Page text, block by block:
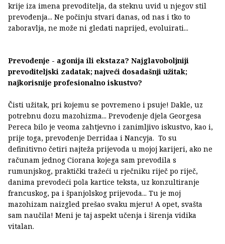
krije iza imena prevoditelja, da steknu uvid u njegov stil
prevođenja... Ne počinju stvari danas, od nas i tko to
zaboravlja, ne može ni gledati naprijed, evoluirati...
Prevođenje - agonija ili ekstaza? Najglavoboljniji
prevoditeljski zadatak; najveći dosadašnji užitak;
najkorisnije profesionalno iskustvo?
Čisti užitak, pri kojemu se povremeno i psuje! Dakle, uz
potrebnu dozu mazohizma... Prevođenje djela Georgesa
Pereca bilo je veoma zahtjevno i zanimljivo iskustvo, kao i,
prije toga, prevođenje Derridaa i Nancyja. To su
definitivno četiri najteža prijevoda u mojoj karijeri, ako ne
računam jednog Ciorana kojega sam prevodila s
rumunjskog, praktički tražeći u rječniku riječ po riječ,
danima prevodeći pola kartice teksta, uz konzultiranje
francuskog, pa i španjolskog prijevoda... Tu je moj
mazohizam naizgled prešao svaku mjeru! A opet, svašta
sam naučila! Meni je taj aspekt učenja i širenja vidika
vitalan.